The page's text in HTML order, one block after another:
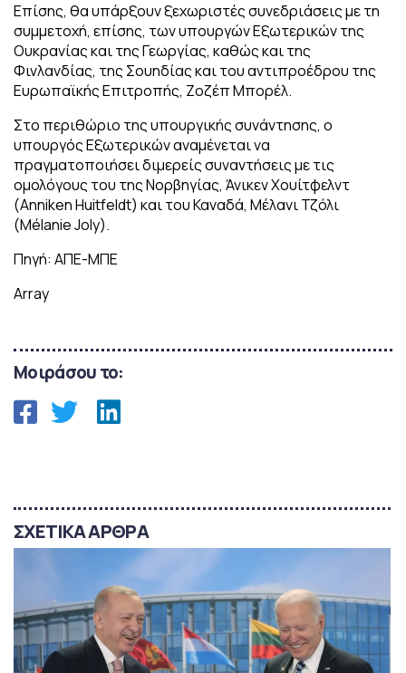
Επίσης, θα υπάρξουν ξεχωριστές συνεδριάσεις με τη
συμμετοχή, επίσης, των υπουργών Εξωτερικών της
Ουκρανίας και της Γεωργίας, καθώς και της
Φινλανδίας, της Σουηδίας και του αντιπροέδρου της
Ευρωπαϊκής Επιτροπής, Ζοζέπ Μπορέλ.
Στο περιθώριο της υπουργικής συνάντησης, ο
υπουργός Εξωτερικών αναμένεται να
πραγματοποιήσει διμερείς συναντήσεις με τις
ομολόγους του της Νορβηγίας, Άνικεν Χουίτφελντ
(Anniken Huitfeldt) και του Καναδά, Μέλανι Τζόλι
(Mélanie Joly).
Πηγή: ΑΠΕ-ΜΠΕ
Array
Μοιράσου το:
ΣΧΕΤΙΚΑ ΑΡΘΡΑ